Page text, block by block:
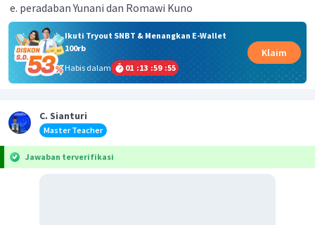
peradaban Yunani dan Romawi Kuno
Ikuti Tryout SNBT & Menangkan E-Wallet
100rb
Habis dalam
01 :13 :59 :55
Klaim
C. Sianturi
Master Teacher
Jawaban terverifikasi